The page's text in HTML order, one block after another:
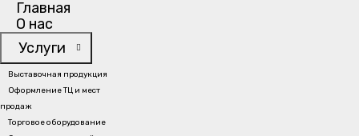
Главная
О нас
Услуги
Выставочная продукция
Оформление ТЦ и мест
продаж
Торговое оборудование
Главная/Портфолио